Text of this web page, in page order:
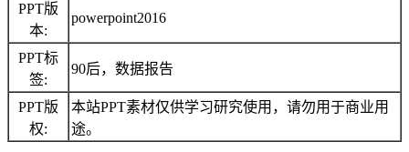
PPT版
本:
powerpoint2016
PPT标
签:
90后，数据报告
PPT版
权:
本站PPT素材仅供学习研究使用，请勿用于商业用
途。